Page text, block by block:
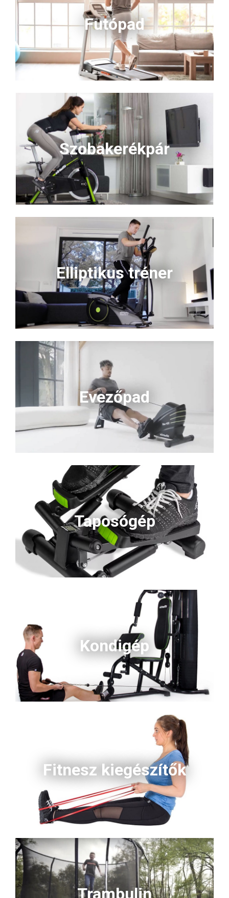
Futópad
Szobakerékpár
Elliptikus tréner
Evezőpad
Taposógép
Kondigép
Fitnesz kiegészítők
Trambulin